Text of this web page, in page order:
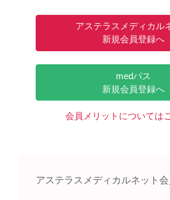
関連する製品情報
ビーリンサイトの電子化された添付文
製品に関する注目コンテンツ
アステラスメディカル
新規会員登録へ
medパス
新規会員登録へ
会員メリットについては
アステラスメディカルネット